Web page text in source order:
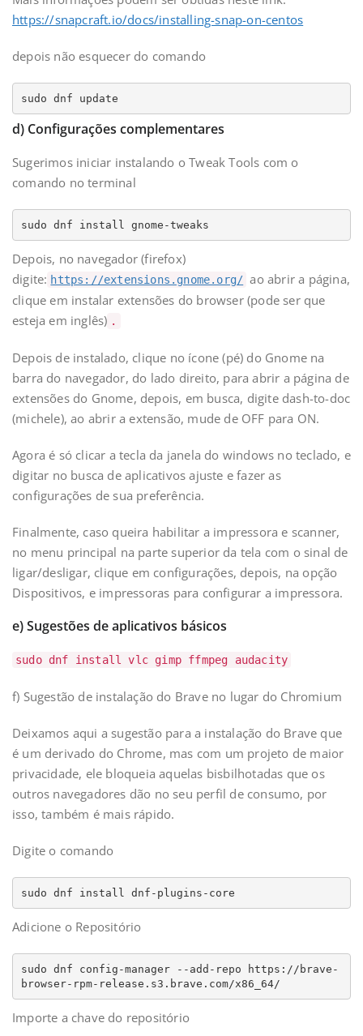
https://snapcraft.io/docs/installing-snap-on-centos
depois não esquecer do comando
sudo dnf update
d) Configurações complementares
Sugerimos iniciar instalando o Tweak Tools com o
comando no terminal
sudo dnf install gnome-tweaks
Depois, no navegador (firefox)
digite: https://extensions.gnome.org/ ao abrir a página,
clique em instalar extensões do browser (pode ser que
esteja em inglês) .
Depois de instalado, clique no ícone (pé) do Gnome na
barra do navegador, do lado direito, para abrir a página de
extensões do Gnome, depois, em busca, digite dash-to-doc
(michele), ao abrir a extensão, mude de OFF para ON.
Agora é só clicar a tecla da janela do windows no teclado, e
digitar no busca de aplicativos ajuste e fazer as
configurações de sua preferência.
Finalmente, caso queira habilitar a impressora e scanner,
no menu principal na parte superior da tela com o sinal de
ligar/desligar, clique em configurações, depois, na opção
Dispositivos, e impressoras para configurar a impressora.
e) Sugestões de aplicativos básicos
sudo dnf install vlc gimp ffmpeg audacity
f) Sugestão de instalação do Brave no lugar do Chromium
Deixamos aqui a sugestão para a instalação do Brave que
é um derivado do Chrome, mas com um projeto de maior
privacidade, ele bloqueia aquelas bisbilhotadas que os
outros navegadores dão no seu perfil de consumo, por
isso, também é mais rápido.
Digite o comando
sudo dnf install dnf-plugins-core
Adicione o Repositório
sudo dnf config-manager --add-repo https://brave-
browser-rpm-release.s3.brave.com/x86_64/
Importe a chave do repositório